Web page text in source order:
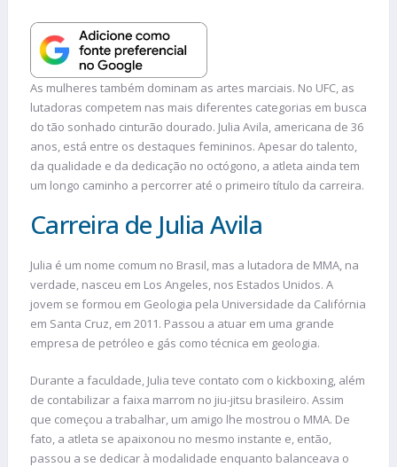
As mulheres também dominam as artes marciais. No UFC, as
lutadoras competem nas mais diferentes categorias em busca
do tão sonhado cinturão dourado. Julia Avila, americana de 36
anos, está entre os destaques femininos. Apesar do talento,
da qualidade e da dedicação no octógono, a atleta ainda tem
um longo caminho a percorrer até o primeiro título da carreira.
Carreira de Julia Avila
Julia é um nome comum no Brasil, mas a lutadora de MMA, na
verdade, nasceu em Los Angeles, nos Estados Unidos. A
jovem se formou em Geologia pela Universidade da Califórnia
em Santa Cruz, em 2011. Passou a atuar em uma grande
empresa de petróleo e gás como técnica em geologia.
Durante a faculdade, Julia teve contato com o kickboxing, além
de contabilizar a faixa marrom no jiu-jitsu brasileiro. Assim
que começou a trabalhar, um amigo lhe mostrou o MMA. De
fato, a atleta se apaixonou no mesmo instante e, então,
passou a se dedicar à modalidade enquanto balanceava o